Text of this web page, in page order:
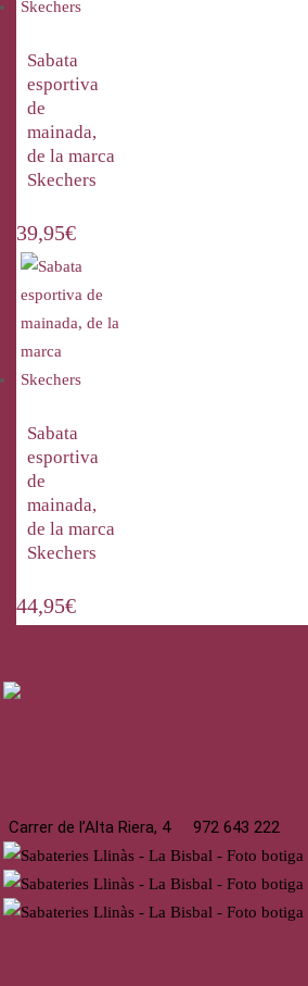
Sabata
esportiva
de
mainada,
de la marca
Skechers
39,95€
Sabata
esportiva
de
mainada,
de la marca
Skechers
44,95€
Carrer de l’Alta Riera, 4 972 643 222